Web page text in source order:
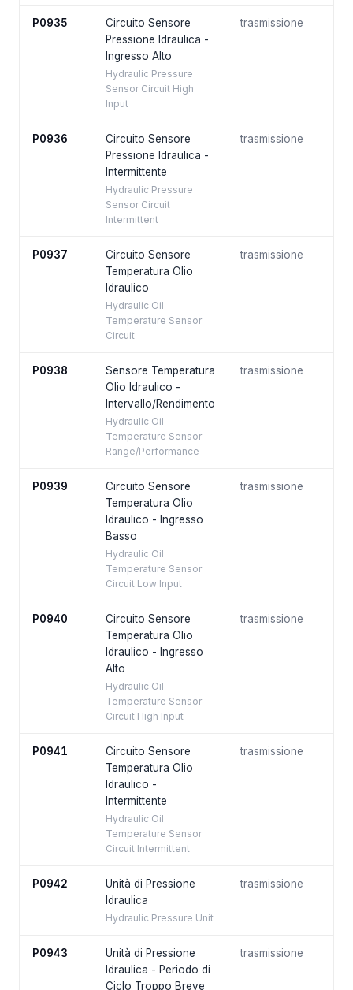
P0935
Circuito Sensore
Pressione Idraulica -
Ingresso Alto
Hydraulic Pressure
Sensor Circuit High
Input
trasmissione
P0936
Circuito Sensore
Pressione Idraulica -
Intermittente
Hydraulic Pressure
Sensor Circuit
Intermittent
trasmissione
P0937
Circuito Sensore
Temperatura Olio
Idraulico
Hydraulic Oil
Temperature Sensor
Circuit
trasmissione
P0938
Sensore Temperatura
Olio Idraulico -
Intervallo/Rendimento
Hydraulic Oil
Temperature Sensor
Range/Performance
trasmissione
P0939
Circuito Sensore
Temperatura Olio
Idraulico - Ingresso
Basso
Hydraulic Oil
Temperature Sensor
Circuit Low Input
trasmissione
P0940
Circuito Sensore
Temperatura Olio
Idraulico - Ingresso
Alto
Hydraulic Oil
Temperature Sensor
Circuit High Input
trasmissione
P0941
Circuito Sensore
Temperatura Olio
Idraulico -
Intermittente
Hydraulic Oil
Temperature Sensor
Circuit Intermittent
trasmissione
P0942
Unità di Pressione
Idraulica
Hydraulic Pressure Unit
trasmissione
P0943
Unità di Pressione
Idraulica - Periodo di
Ciclo Troppo Breve
trasmissione